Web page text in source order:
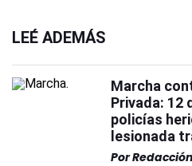
LEÉ ADEMÁS
Marcha
Privada: 12
policías
lesionada
Por